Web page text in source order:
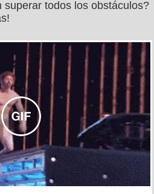
superar todos los obstáculos?